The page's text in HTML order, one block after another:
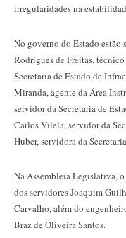
irregularidades na
No governo do Estado estão
Rodrigues de Freitas,
Secretaria de Estado de
Miranda, agente da Área
servidor da Secretaria de
Carlos Vilela, servidor da
Huber, servidora da
Na Assembleia Legislativa,
dos servidores Joaquim
Carvalho, além do
Braz de Oliveira Santos.